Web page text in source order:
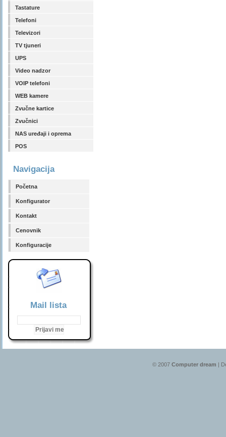
Tastature
Telefoni
Televizori
TV tjuneri
UPS
Video nadzor
VOIP telefoni
WEB kamere
Zvučne kartice
Zvučnici
NAS uređaji i oprema
POS
Navigacija
Početna
Konfigurator
Kontakt
Cenovnik
Konfiguracije
Mail lista
© 2007 Computer dream |